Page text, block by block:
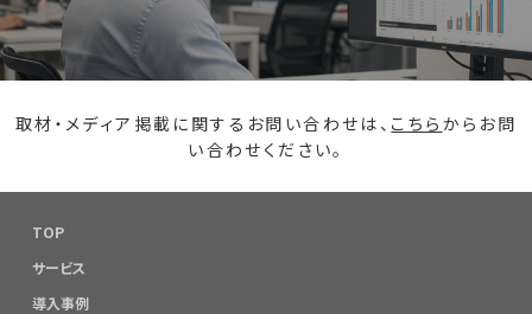
取材・メディア掲載に関するお問い合わせは、 こちら からお問
い合わせください。
TOP
サービス
導入事例